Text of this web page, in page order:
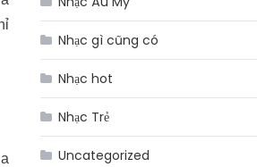
Nhạc gì cũng có
Nhạc hot
Nhạc Trẻ
Uncategorized